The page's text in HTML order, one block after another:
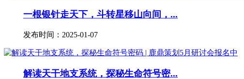
一根银针走天下，斗转星移山向间，...
发布时间：2025-01-07
解读天干地支系统，探秘生命符号密...